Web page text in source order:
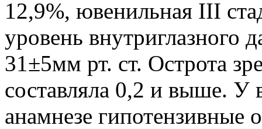
12,9%, ювенильная III
уровень внутриглазного
31±5мм рт. ст. Острота
составляла 0,2 и выше. У
анамнезе гипотензивные